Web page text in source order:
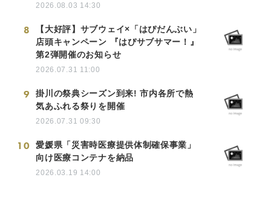
2026.08.03 14:30
8
【大好評】サブウェイ×「はぴだんぶい」
店頭キャンペーン 『はぴサブサマー！』
第2弾開催のお知らせ
2026.07.31 11:00
9
掛川の祭典シーズン到来! 市内各所で熱
気あふれる祭りを開催
2026.07.31 09:30
10
愛媛県「災害時医療提供体制確保事業」
向け医療コンテナを納品
2026.03.19 14:00